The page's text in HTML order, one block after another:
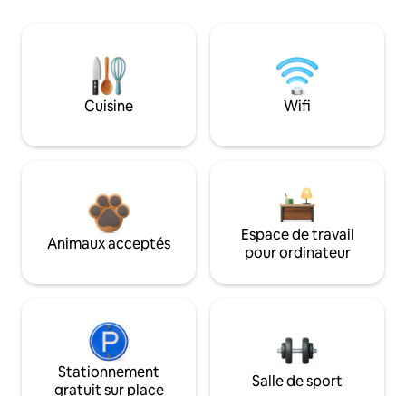
Cuisine Wifi
Animaux acceptés
Espace de travail
pour ordinateur
Stationnement
gratuit sur place
Salle de sport